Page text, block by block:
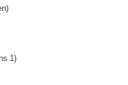
1)